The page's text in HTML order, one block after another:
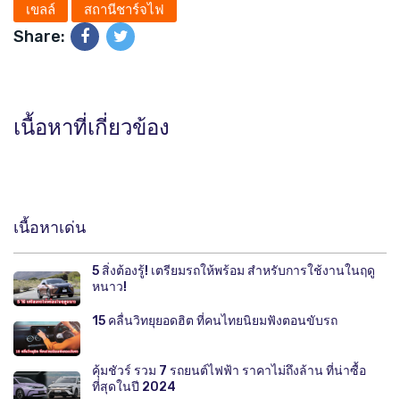
เขลล์
สถานีชาร์จไฟ
Share:
เนื้อหาที่เกี่ยวข้อง
เนื้อหาเด่น
5 สิ่งต้องรู้! เตรียมรถให้พร้อม สำหรับการใช้งานในฤดู
หนาว!
15 คลื่นวิทยุยอดฮิต ที่คนไทยนิยมฟังตอนขับรถ
คุ้มชัวร์ รวม 7 รถยนต์ไฟฟ้า ราคาไม่ถึงล้าน ที่น่าซื้อ
ที่สุดในปี 2024